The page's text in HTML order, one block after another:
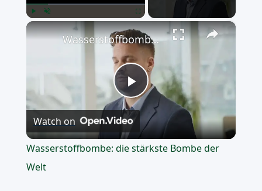
×
Play
Video
Wasserstoffbombe: die stärkste Bombe der Welt
Watch on
Wasserstoffbombe: die stärkste Bombe der
Welt